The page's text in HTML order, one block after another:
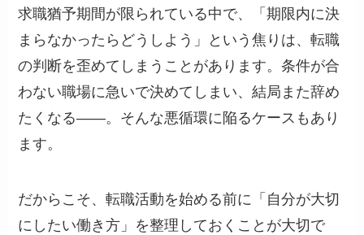
求職猶予期間が限られている中で、「期限内に決
まらなかったらどうしよう」という焦りは、転職
の判断を歪めてしまうことがあります。条件が合
わない職場に急いで決めてしまい、結局また辞め
たくなる——。そんな悪循環に陥るケースもあり
ます。
だからこそ、転職活動を始める前に「自分が大切
にしたい働き方」を整理しておくことが大切で